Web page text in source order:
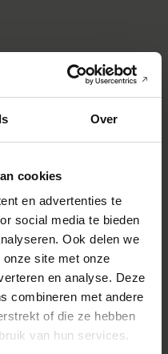
Over
cookies
en advertenties te
social media te bieden
Ook delen we
site met onze
en analyse. Deze
combineren met andere
of die ze hebben
van hun services.